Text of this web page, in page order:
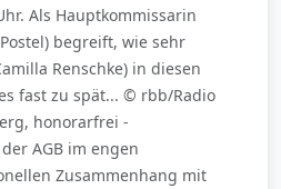
Als Hauptkommissarin
begreift, wie sehr
Renschke) in diesen
fast zu spät... © rbb/Radio
honorarfrei -
AGB im engen
Zusammenhang mit